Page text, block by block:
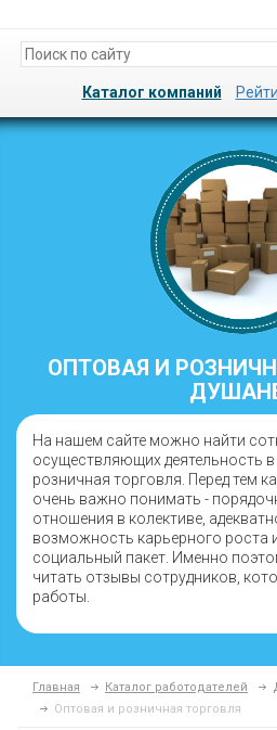
Каталог компаний
ОПТОВАЯ И
На нашем сайте можно найти
осуществляющих деятельность
розничная торговля. Перед тем
очень важно понимать -
отношения в колективе,
возможность карьерного роста
социальный пакет. Именно
читать отзывы сотрудников,
работы.
Главная Каталог работодателей
Оптовая и розничная торговля